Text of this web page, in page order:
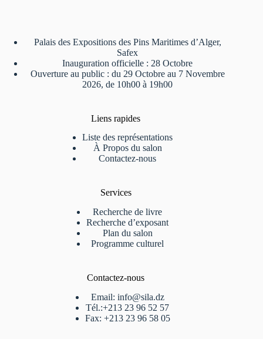
Palais des Expositions des Pins Maritimes d’Alger,
Safex
Inauguration officielle : 28 Octobre
Ouverture au public : du 29 Octobre au 7 Novembre
2026, de 10h00 à 19h00
Liens rapides
Liste des représentations
À Propos du salon
Contactez-nous
Services
Recherche de livre
Recherche d’exposant
Plan du salon
Programme culturel
Contactez-nous
Email: info@sila.dz
Tél.:+213 23 96 52 57
Fax: +213 23 96 58 05